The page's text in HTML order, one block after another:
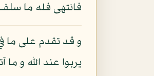
فانتهى فله ما سلف
و قد تقدم على ما